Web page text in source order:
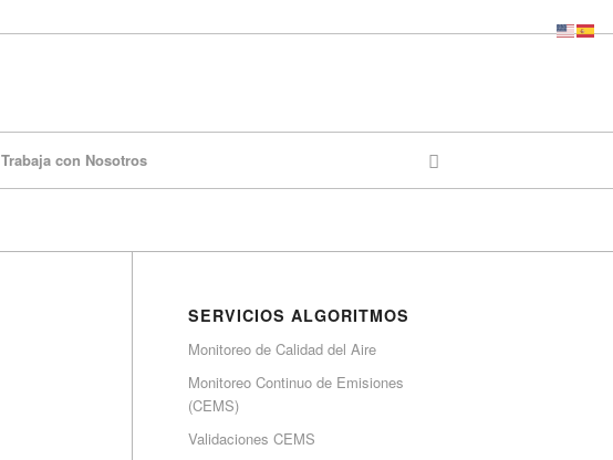
Trabaja con Nosotros
SERVICIOS ALGORITMOS
Monitoreo de Calidad del Aire
Monitoreo Continuo de Emisiones
(CEMS)
Validaciones CEMS